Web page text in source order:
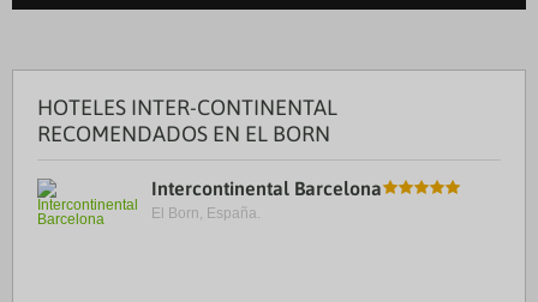
HOTELES INTER-CONTINENTAL
RECOMENDADOS EN EL BORN
Intercontinental Barcelona
El Born, España.